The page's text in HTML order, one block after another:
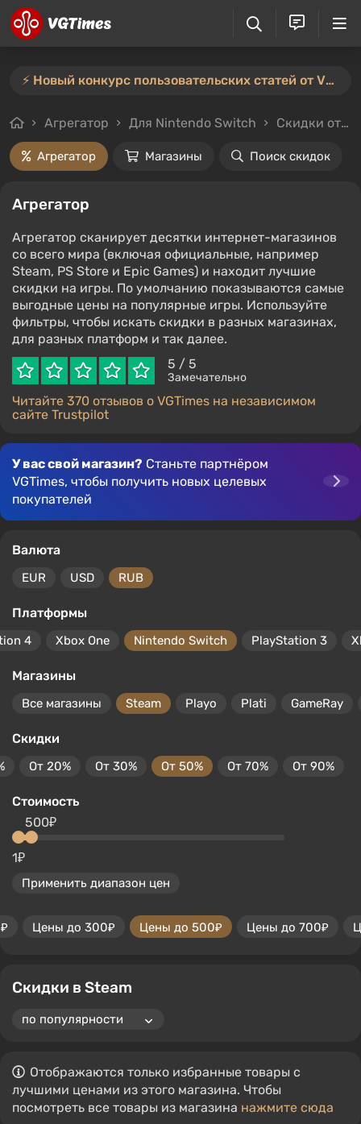
⚡️ Новый конкурс пользовательских статей от VGTimes — участвуйте тут ⚡️
Агрегатор Для Nintendo Switch Скидки от 50%
Агрегатор Магазины Поиск скидок
Агрегатор
Агрегатор сканирует десятки интернет-магазинов
со всего мира (включая официальные, например
Steam, PS Store и Epic Games) и находит лучшие
скидки на игры. По умолчанию показываются самые
выгодные цены на популярные игры. Используйте
фильтры, чтобы искать скидки в разных магазинах,
для разных платформ и так далее.
5 / 5
Замечательно
Читайте 370 отзывов о VGTimes на независимом
сайте Trustpilot
У вас свой магазин? Станьте партнёром
VGTimes, чтобы получить новых целевых
покупателей
Валюта
EUR USD RUB
Платформы
4 Xbox One Nintendo Switch PlayStation 3
Магазины
Все магазины Steam Playo Plati GameRay
Скидки
От 20% От 30% От 50% От 70% От 90%
Стоимость
1₽
500₽
Применить диапазон цен
Цены до 300₽ Цены до 500₽ Цены до 700₽
Скидки в Steam
Отображаются только избранные товары с
лучшими ценами из этого магазина. Чтобы
посмотреть все товары из магазина нажмите сюда